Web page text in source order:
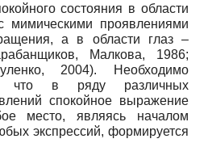
состояния в области
мимическими проявлениями
а в области глаз –
Малкова, 1986;
2004). Необходимо
что в ряду различных
спокойное выражение
место, являясь началом
экспрессий, формируется